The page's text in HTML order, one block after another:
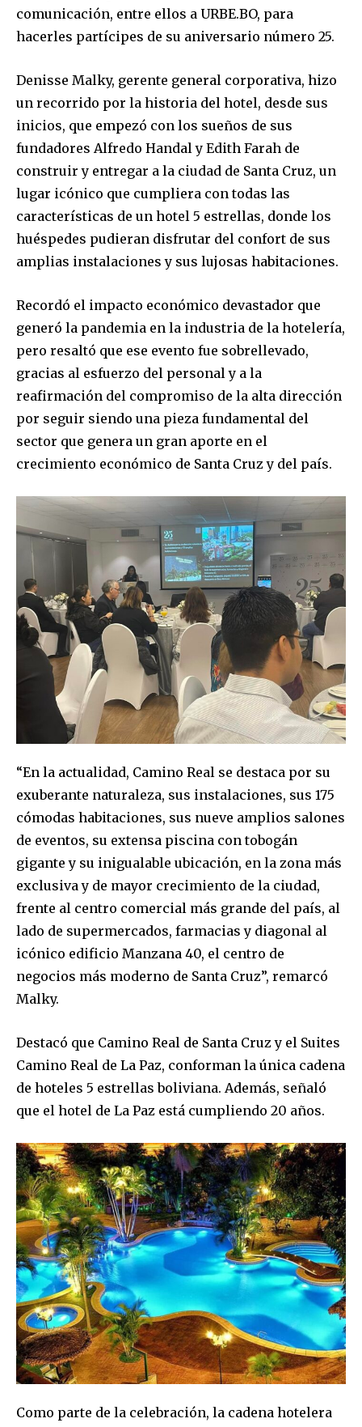
Join our community of
SUBSCRIBERS and be part of the
conversation.
To subscribe, simply enter your email address on our website
or click the subscribe button below. Don't worry, we respect
your privacy and won't spam your inbox. Your information is
safe with us.
comunicación, entre ellos a URBE.BO, para
hacerles partícipes de su aniversario número 25.
Denisse Malky, gerente general corporativa, hizo
un recorrido por la historia del hotel, desde sus
inicios, que empezó con los sueños de sus
fundadores Alfredo Handal y Edith Farah de
construir y entregar a la ciudad de Santa Cruz, un
lugar icónico que cumpliera con todas las
características de un hotel 5 estrellas, donde los
huéspedes pudieran disfrutar del confort de sus
amplias instalaciones y sus lujosas habitaciones.
Recordó el impacto económico devastador que
generó la pandemia en la industria de la hotelería,
pero resaltó que ese evento fue sobrellevado,
gracias al esfuerzo del personal y a la
reafirmación del compromiso de la alta dirección
por seguir siendo una pieza fundamental del
sector que genera un gran aporte en el
crecimiento económico de Santa Cruz y del país.
“En la actualidad, Camino Real se destaca por su
exuberante naturaleza, sus instalaciones, sus 175
cómodas habitaciones, sus nueve amplios salones
de eventos, su extensa piscina con tobogán
gigante y su inigualable ubicación, en la zona más
exclusiva y de mayor crecimiento de la ciudad,
frente al centro comercial más grande del país, al
lado de supermercados, farmacias y diagonal al
icónico edificio Manzana 40, el centro de
negocios más moderno de Santa Cruz”, remarcó
Malky.
Destacó que Camino Real de Santa Cruz y el Suites
Camino Real de La Paz, conforman la única cadena
de hoteles 5 estrellas boliviana. Además, señaló
que el hotel de La Paz está cumpliendo 20 años.
Como parte de la celebración, la cadena hotelera